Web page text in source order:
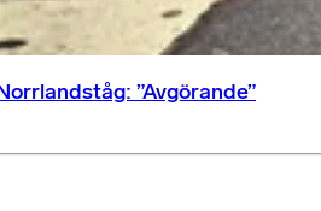
”Avgörande”